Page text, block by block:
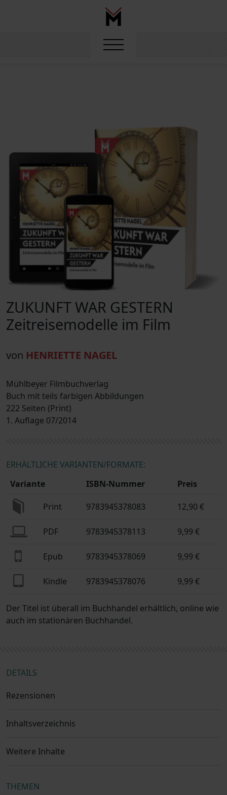
ZUKUNFT WAR GESTERN
Zeitreisemodelle im Film
von HENRIETTE NAGEL
Mühlbeyer Filmbuchverlag
Buch mit teils farbigen Abbildungen
222 Seiten (Print)
1. Auflage 07/2014
ERHÄLTLICHE VARIANTEN/FORMATE:
Variante
ISBN-Nummer Preis
Print 9783945378083 12,90 €
PDF 9783945378113 9,99 €
Epub 9783945378069 9,99 €
Kindle 9783945378076 9,99 €
Der Titel ist überall im Buchhandel erhältlich, online wie
auch im stationären Buchhandel.
DETAILS
Rezensionen
Inhaltsverzeichnis
Weitere Inhalte
THEMEN